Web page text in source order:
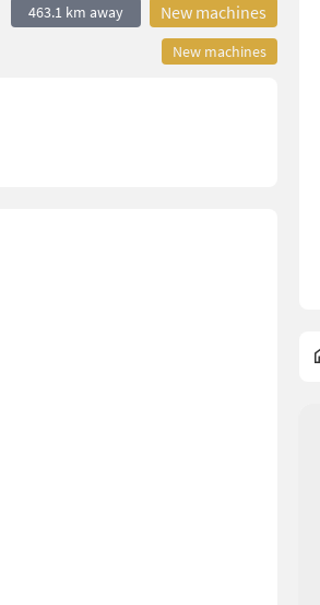
463.1 km away New machines
New machines